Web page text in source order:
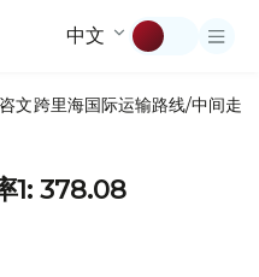
中文
文跨里海国际运输路线/中间走廊
1: 378.08